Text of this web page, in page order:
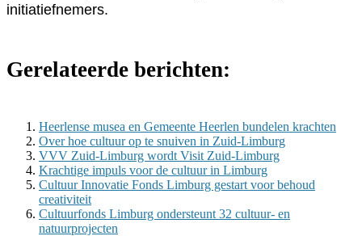
initiatiefnemers.
Gerelateerde berichten:
Heerlense musea en Gemeente Heerlen bundelen krachten
Over hoe cultuur op te snuiven in Zuid-Limburg
VVV Zuid-Limburg wordt Visit Zuid-Limburg
Krachtige impuls voor de cultuur in Limburg
Cultuur Innovatie Fonds Limburg gestart voor behoud
creativiteit
Cultuurfonds Limburg ondersteunt 32 cultuur- en
natuurprojecten